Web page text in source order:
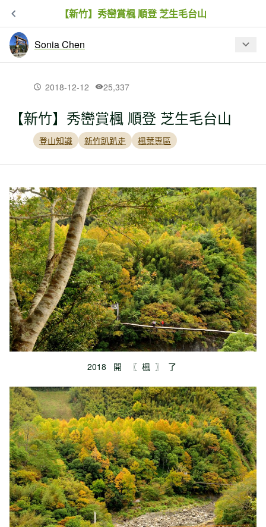
【新竹】秀巒賞楓 順登 芝生毛台山
Sonia Chen
最新文章
【新北市】永安景觀步道：石碇千島湖
＋八卦茶園
遺跡
【台中】雪山西稜逆行＋無緣的大安溪
神木
2018-12-12 25,337
【新竹】秀巒賞楓 順登 芝生毛台山
登山知識 新竹趴趴走 楓葉專區
2018 開 〖 楓 〗 了